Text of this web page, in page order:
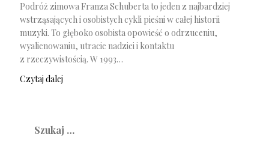
Podróż zimowa Franza Schuberta to jeden z najbardziej
wstrząsających i osobistych cykli pieśni w całej historii
muzyki. To głęboko osobista opowieść o odrzuceniu,
wyalienowaniu, utracie nadziei i kontaktu
z rzeczywistością. W 1993…
Czytaj dalej